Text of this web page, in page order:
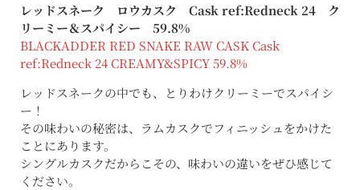
レッドスネーク ロウカスク Cask ref:Redneck 24 ク
リーミー＆スパイシー 59.8%
BLACKADDER RED SNAKE RAW CASK Cask
ref:Redneck 24 CREAMY&SPICY 59.8%
レッドスネークの中でも、とりわけクリーミーでスパイシ
ー！
その味わいの秘密は、ラムカスクでフィニッシュをかけた
ことにあります。
シングルカスクだからこその、味わいの違いをぜひ感じて
ください。